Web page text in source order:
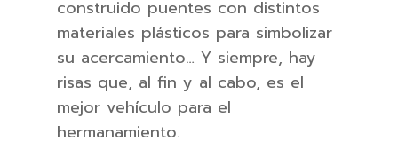
construido puentes con distintos
materiales plásticos para simbolizar
su acercamiento… Y siempre, hay
risas que, al fin y al cabo, es el
mejor vehículo para el
hermanamiento.